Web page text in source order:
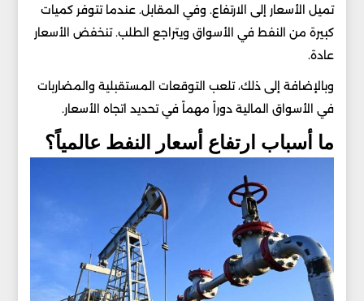
تميل الأسعار إلى الارتفاع. وفي المقابل. عندما تتوفر كميات
كبيرة من النفط في الأسواق ويتراجع الطلب. تنخفض الأسعار
عادة.
وبالإضافة إلى ذلك، تلعب التوقعات المستقبلية والمضاربات
في الأسواق المالية دوراً مهماً في تحديد اتجاه الأسعار.
ما أسباب ارتفاع أسعار النفط عالمياً؟